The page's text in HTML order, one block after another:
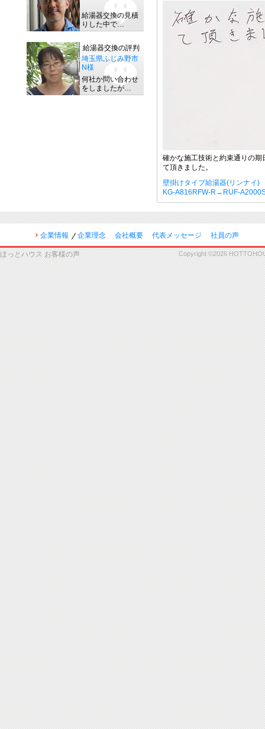
確かな施工技術と約束通りの期
て頂きました。
壁掛けタイプ給湯器(リンナイ)
KG-A816RFW-R→RUF-
給湯器交換の見積
りした中で…
給湯器交換の評判
埼玉県ふじみ野市
N様
何社か問い合わせ
をしましたが…
企業情報 企業理念 会社概要 代表メッセージ 社員の声
ほっとハウス お客様の声 Copyright ©2026